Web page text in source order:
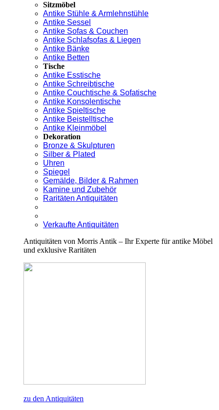
Sitzmöbel
Antike Stühle & Armlehnstühle
Antike Sessel
Antike Sofas & Couchen
Antike Schlafsofas & Liegen
Antike Bänke
Antike Betten
Tische
Antike Esstische
Antike Schreibtische
Antike Couchtische & Sofatische
Antike Konsolentische
Antike Spieltische
Antike Beistelltische
Antike Kleinmöbel
Dekoration
Bronze & Skulpturen
Silber & Plated
Uhren
Spiegel
Gemälde, Bilder & Rahmen
Kamine und Zubehör
Raritäten Antiquitäten
Verkaufte Antiquitäten
Antiquitäten von Morris Antik – Ihr Experte für antike Möbel
und exklusive Raritäten
zu den Antiquitäten